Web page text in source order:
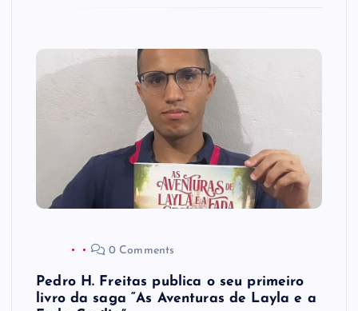
0 Comments
Pedro H. Freitas publica o seu primeiro
livro da saga “As Aventuras de Layla e a